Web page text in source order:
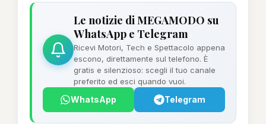
Le notizie di MEGAMODO su
WhatsApp e Telegram
Ricevi Motori, Tech e Spettacolo appena
escono, direttamente sul telefono. È
gratis e silenzioso: scegli il tuo canale
preferito ed esci quando vuoi.
WhatsApp Telegram